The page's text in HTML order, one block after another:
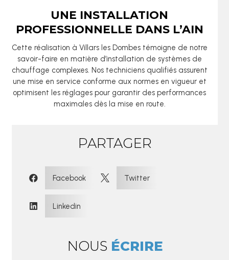
UNE INSTALLATION
PROFESSIONNELLE DANS L’AIN
Cette réalisation à Villars les Dombes témoigne de notre
savoir-faire en matière d’installation de systèmes de
chauffage complexes. Nos techniciens qualifiés assurent
une mise en service conforme aux normes en vigueur et
optimisent les réglages pour garantir des performances
maximales dès la mise en route.
PARTAGER
 Facebook  Twitter
 Linkedin
NOUS ÉCRIRE